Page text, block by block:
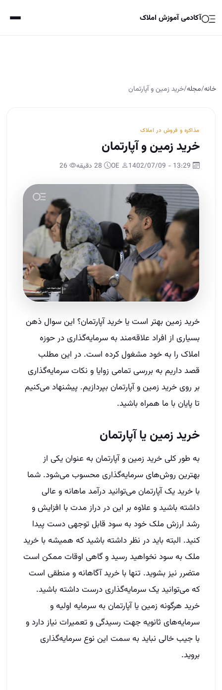
آکادمی آموزش املاک
خانه/مجله/خرید زمین و آپارتمان
مذاکره و فروش در املاک
خرید زمین و آپارتمان
خرید زمین بهتر است یا خرید آپارتمان؟ این سوال ذهن
بسیاری از افراد علاقه‌مند به سرمایه‌گذاری در حوزه
املاک را به خود مشغول کرده است. در این مطلب
قصد داریم به بررسی تمامی زوایا و نکات سرمایه‌گذاری
بر روی خرید زمین و آپارتمان بپردازیم. پیشنهاد می‌کنیم
تا پایان با ما همراه باشید.
خرید زمین یا آپارتمان
به طور کلی خرید زمین و آپارتمان به عنوان یکی از
بهترین روش‌های سرمایه‌گذاری محسوب می‌شود. شما
با خرید یک آپارتمان می‌توانید درآمد ماهانه و عالی
داشته باشید و علاوه بر این در دراز مدت با افزایش و
رشد ارزش ملک خود به سود قابل توجهی دست پیدا
کنید. البته باید در نظر داشته باشید که همیشه با خرید
ملک به سود نخواهید رسید و گاهی اوقات ممکن است
متضرر نیز بشوید. تنها با خرید آگاهانه و منطقی است
که می‌توانید یک سرمایه‌گذاری درست داشته باشید.
خرید هرگونه زمین یا آپارتمان به سرمایه اولیه و
سرمایه‌های ثانویه جهت رسیدگی و تعمیرات نیاز دارد و
با جیب خالی نباید به سمت این نوع سرمایه‌گذاری
بروید.